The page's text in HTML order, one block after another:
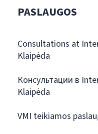
PASLAUGOS
Consultations at
Klaipėda
Консультации в
Klaipėda
VMI teikiamos